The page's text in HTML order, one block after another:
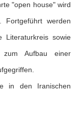
"open house" wird
Fortgeführt werden
Literaturkreis sowie
zum Aufbau einer
in den Iranischen